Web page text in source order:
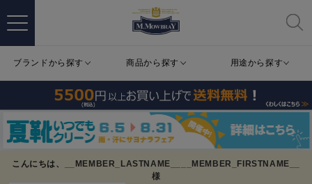
ブランドから探す 商品から探す 用途から探す
こんにちは、 __MEMBER_LASTNAME__
__MEMBER_FIRSTNAME__
様